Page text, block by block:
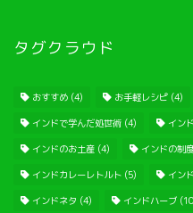
タグクラウド
おすすめ (4) お手軽レシピ (4)
インドで学んだ処世術 (4) イン
インドのお土産 (4) インドの制
インドカレーレトルト (5) イン
インドネタ (4) インドハーブ